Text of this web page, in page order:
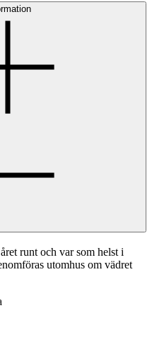
runt och var som helst i
utomhus om vädret